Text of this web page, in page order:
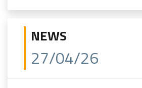
NEWS
27/04/26